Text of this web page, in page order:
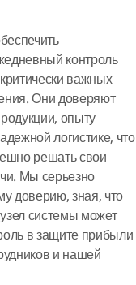
контроль
важных
Они доверяют
опыту
логистике, что
решать свои
Мы серьезно
доверию, зная, что
системы может
в защите прибыли
и нашей